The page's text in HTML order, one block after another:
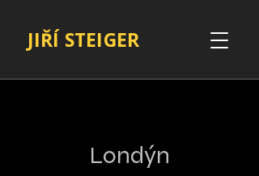
JIŘÍ STEIGER
Londýn